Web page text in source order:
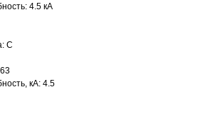
4.5 кА
С
кА: 4.5